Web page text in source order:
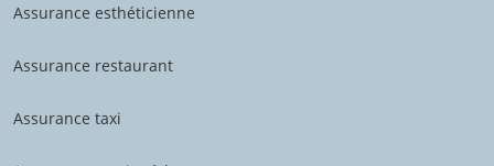
Assurance esthéticienne
Assurance restaurant
Assurance taxi